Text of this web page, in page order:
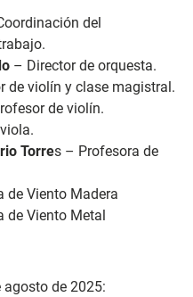
del
– Director de orquesta.
de violín y clase magistral.
de violín.
Torres – Profesora de
de Viento Madera
de Viento Metal
de 2025: